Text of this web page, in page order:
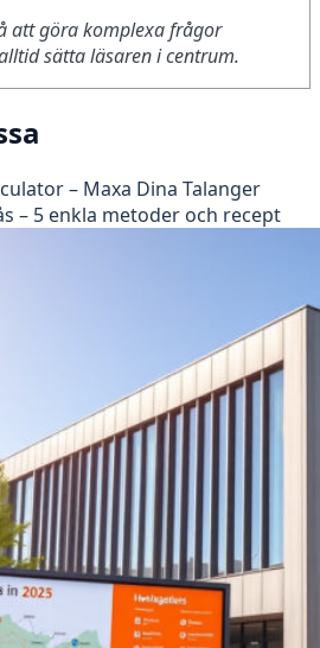
att göra komplexa frågor
sätta läsaren i centrum.
– Maxa Dina Talanger
– 5 enkla metoder och recept